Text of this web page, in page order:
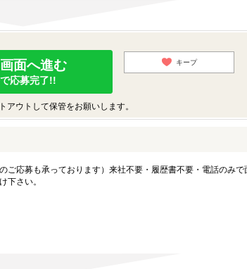
面へ進む
応募完了!!
キープ
ウトして保管をお願いします。
ご応募も承っております）来社不要・履歴書不要・電話のみで
下さい。